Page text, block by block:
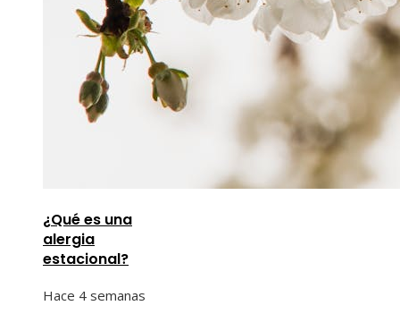
¿Qué es una
alergia
estacional?
Hace 4 semanas